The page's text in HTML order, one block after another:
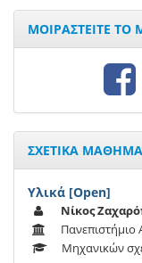
ΜΟΙΡΑΣΤΕΙΤΕ
ΣΧΕΤΙΚΑ
Υλικά [Open]
Νίκος
Πανεπιστήμιο
Μηχανικών